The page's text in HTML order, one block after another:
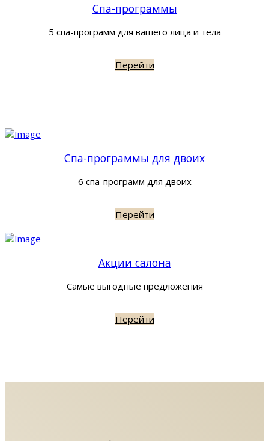
Спа-программы
5 спа-программ для вашего лица и тела
Перейти
Спа-программы для двоих
6 спа-программ для двоих
Перейти
Акции салона
Самые выгодные предложения
Перейти